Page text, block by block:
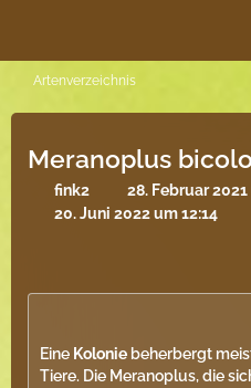
Artenverzeichnis
Meranoplus
fink2
28. Februar
20. Juni 2022 um 12:14
Eine Kolonie beherbergt
Tiere. Die Meranoplus, die